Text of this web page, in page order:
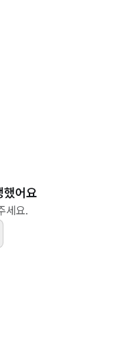
했어요
세요.